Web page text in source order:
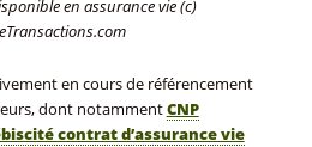
en assurance vie (c)
en cours de référencement
dont notammentCNP
contrat d’assurance vie